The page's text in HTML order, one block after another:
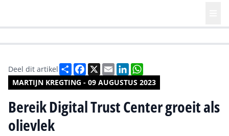
MARTIJN KREGTING - 09 AUGUSTUS 2023
Deel dit artikel DeelFacebook
X EmailLinkedIn
Bereik Digital Trust Center groeit als
olievlek